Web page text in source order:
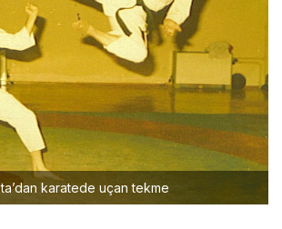
karatede uçan tekme